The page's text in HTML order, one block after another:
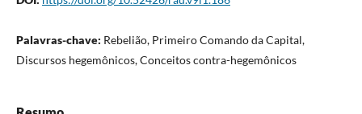
Palavras-chave: Rebelião, Primeiro Comando da Capital,
Discursos hegemônicos, Conceitos contra-hegemônicos